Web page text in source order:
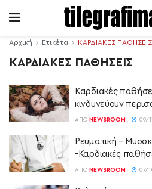
Αρχική Ετικέτα ΚΑΡΔΙΑΚΕΣ ΠΑΘΗΣΕΙΣ
ΚΑΡΔΙΑΚΕΣ ΠΑΘΗΣΕΙΣ
Καρδιακές
κινδυνεύουν
ΑΠΌ NEWSROOM 09/
Ρευματική –
-Καρδιακές
ΑΠΌ NEWSROOM 07/